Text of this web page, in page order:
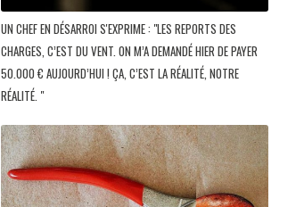
UN CHEF EN DÉSARROI S'EXPRIME : "LES REPORTS DES
CHARGES, C’EST DU VENT. ON M’A DEMANDÉ HIER DE PAYER
50.000 € AUJOURD’HUI ! ÇA, C’EST LA RÉALITÉ, NOTRE
RÉALITÉ. "